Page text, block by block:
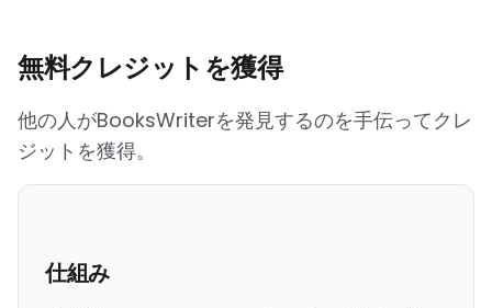
無料クレジットを獲得
他の人がBooksWriterを発見するのを手伝ってクレ
ジットを獲得。
仕組み